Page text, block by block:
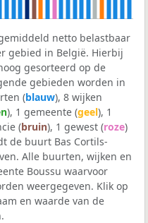
netto belastbaar
gebied in België. Hierbij
gesorteerd op de
gebieden worden in
(blauw), 8 wijken
), 1 gemeente (geel), 1
(bruin), 1 gewest (roze)
de buurt Bas Cortils-
Alle buurten, wijken en
Boussu waarvoor
weergegeven. Klik op
en waarde van de